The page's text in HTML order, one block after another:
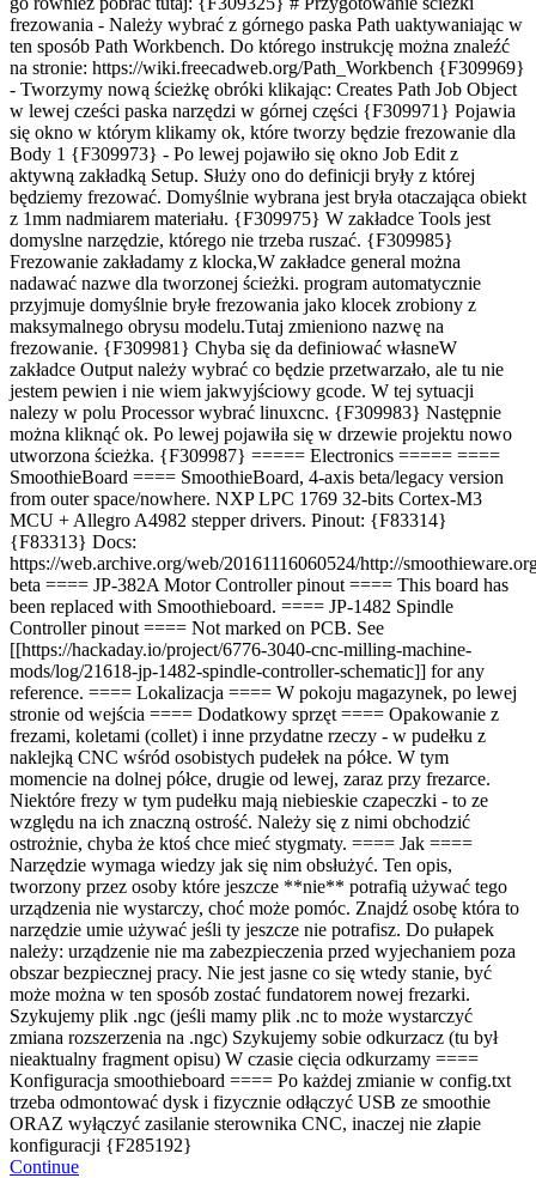
frezowania - Należy wybrać z górnego paska Path uaktywaniając w
ten sposób Path Workbench. Do którego instrukcję można znaleźć
na stronie: https://wiki.freecadweb.org/Path_Workbench {F309969}
- Tworzymy nową ścieżkę obróki klikając: Creates Path Job Object
w lewej cześci paska narzędzi w górnej części {F309971} Pojawia
się okno w którym klikamy ok, które tworzy będzie frezowanie dla
Body 1 {F309973} - Po lewej pojawiło się okno Job Edit z
aktywną zakładką Setup. Służy ono do definicji bryły z której
będziemy frezować. Domyślnie wybrana jest bryła otaczająca obiekt
z 1mm nadmiarem materiału. {F309975} W zakładce Tools jest
domyslne narzędzie, którego nie trzeba ruszać. {F309985}
Frezowanie zakładamy z klocka,W zakładce general można
nadawać nazwe dla tworzonej ścieżki. program automatycznie
przyjmuje domyślnie bryłe frezowania jako klocek zrobiony z
maksymalnego obrysu modelu.Tutaj zmieniono nazwę na
frezowanie. {F309981} Chyba się da definiować własneW
zakładce Output należy wybrać co będzie przetwarzało, ale tu nie
jestem pewien i nie wiem jakwyjściowy gcode. W tej sytuacji
nalezy w polu Processor wybrać linuxcnc. {F309983} Następnie
można kliknąć ok. Po lewej pojawiła się w drzewie projektu nowo
utworzona ścieżka. {F309987} ===== Electronics ===== ====
SmoothieBoard ==== SmoothieBoard, 4-axis beta/legacy version
from outer space/nowhere. NXP LPC 1769 32-bits Cortex-M3
MCU + Allegro A4982 stepper drivers. Pinout: {F83314}
{F83313} Docs:
https://web.archive.org/web/20161116060524/http://
beta ==== JP-382A Motor Controller pinout ==== This board has
been replaced with Smoothieboard. ==== JP-1482 Spindle
Controller pinout ==== Not marked on PCB. See
[[https://hackaday.io/project/6776-3040-cnc-milling-machine-
mods/log/21618-jp-1482-spindle-controller-schematic]] for any
reference. ==== Lokalizacja ==== W pokoju magazynek, po lewej
stronie od wejścia ==== Dodatkowy sprzęt ==== Opakowanie z
frezami, koletami (collet) i inne przydatne rzeczy - w pudełku z
naklejką CNC wśród osobistych pudełek na półce. W tym
momencie na dolnej półce, drugie od lewej, zaraz przy frezarce.
Niektóre frezy w tym pudełku mają niebieskie czapeczki - to ze
względu na ich znaczną ostrość. Należy się z nimi obchodzić
ostrożnie, chyba że ktoś chce mieć stygmaty. ==== Jak ====
Narzędzie wymaga wiedzy jak się nim obsłużyć. Ten opis,
tworzony przez osoby które jeszcze **nie** potrafią używać tego
urządzenia nie wystarczy, choć może pomóc. Znajdź osobę która to
narzędzie umie używać jeśli ty jeszcze nie potrafisz. Do pułapek
należy: urządzenie nie ma zabezpieczenia przed wyjechaniem poza
obszar bezpiecznej pracy. Nie jest jasne co się wtedy stanie, być
może można w ten sposób zostać fundatorem nowej frezarki.
Szykujemy plik .ngc (jeśli mamy plik .nc to może wystarczyć
zmiana rozszerzenia na .ngc) Szykujemy sobie odkurzacz (tu był
nieaktualny fragment opisu) W czasie cięcia odkurzamy ====
Konfiguracja smoothieboard ==== Po każdej zmianie w config.txt
trzeba odmontować dysk i fizycznie odłączyć USB ze smoothie
ORAZ wyłączyć zasilanie sterownika CNC, inaczej nie złapie
konfiguracji {F285192}
Continue